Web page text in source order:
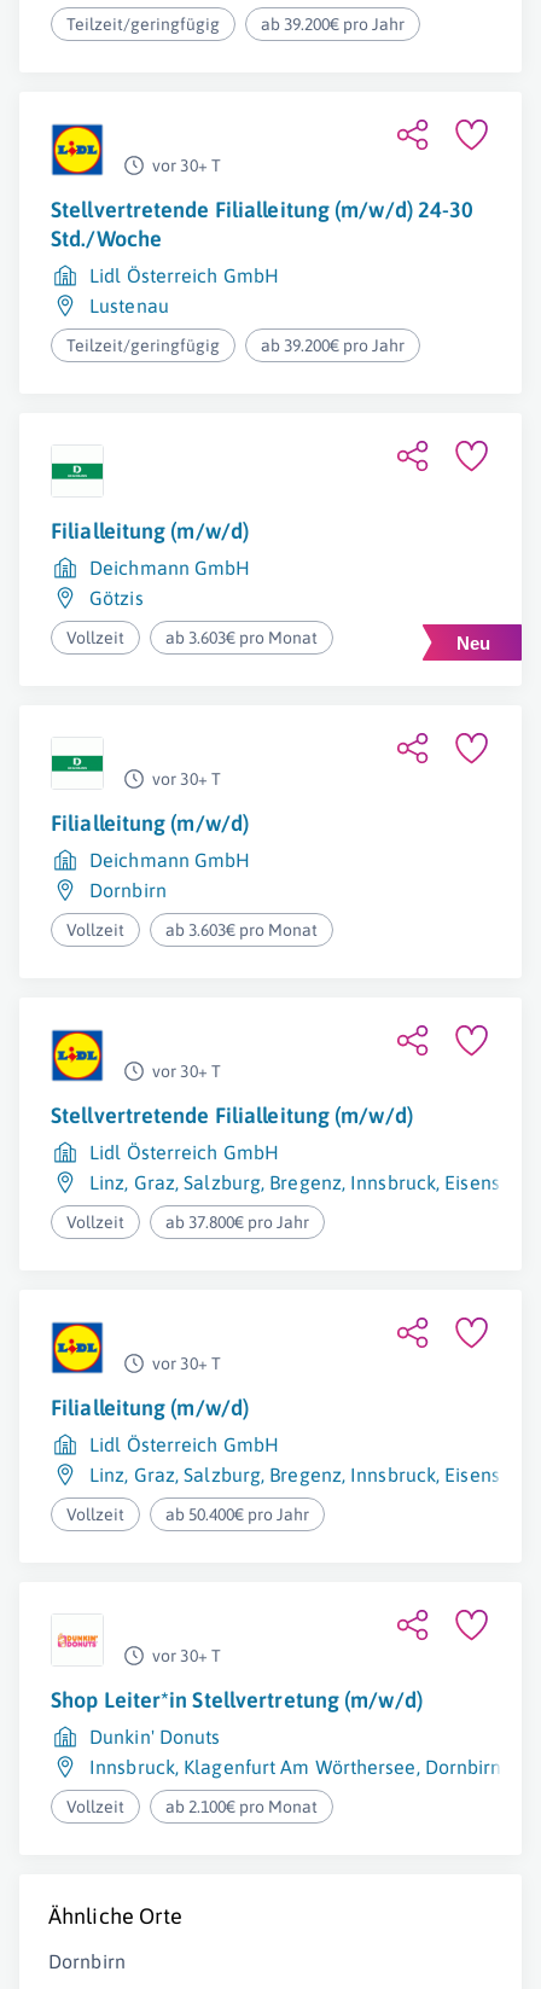
Teilzeit/geringfügig ab 39.200€ pro Jahr
vor 30+ T
Stellvertretende Filialleitung (m/w/d) 24-30
Std./Woche
Lidl Österreich GmbH
Lustenau
Teilzeit/geringfügig ab 39.200€ pro Jahr
Filialleitung (m/w/d)
Deichmann GmbH
Götzis
Vollzeit ab 3.603€ pro Monat
vor 30+ T
Filialleitung (m/w/d)
Deichmann GmbH
Dornbirn
Vollzeit ab 3.603€ pro Monat
vor 30+ T
Stellvertretende Filialleitung (m/w/d)
Lidl Österreich GmbH
Linz, Graz,Salzburg, Bregenz, Innsbruck, Eisenstadt
Vollzeit ab 37.800€ pro Jahr
vor 30+ T
Filialleitung (m/w/d)
Lidl Österreich GmbH
Linz, Graz,Salzburg, Bregenz, Innsbruck, Eisenstadt
Vollzeit ab 50.400€ pro Jahr
vor 30+ T
Shop Leiter*in Stellvertretung (m/w/d)
Dunkin' Donuts
Innsbruck, Klagenfurt Am Wörthersee, Dornbirn
Vollzeit ab 2.100€ pro Monat
Ähnliche Orte
Dornbirn